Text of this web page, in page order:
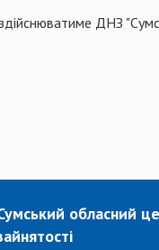
ДНЗ
обласний